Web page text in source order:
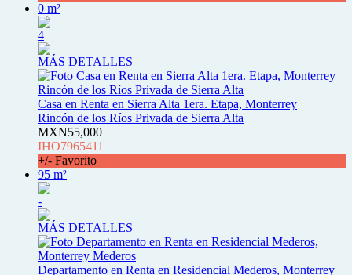
0 m²
4
MÁS DETALLES
Casa en Renta en Sierra Alta 1era. Etapa, Monterrey
Rincón de los Ríos Privada de Sierra Alta
MXN55,000
IHO7965411
+/- Favorito
95 m²
-
MÁS DETALLES
Departamento en Renta en Residencial Mederos, Monterrey